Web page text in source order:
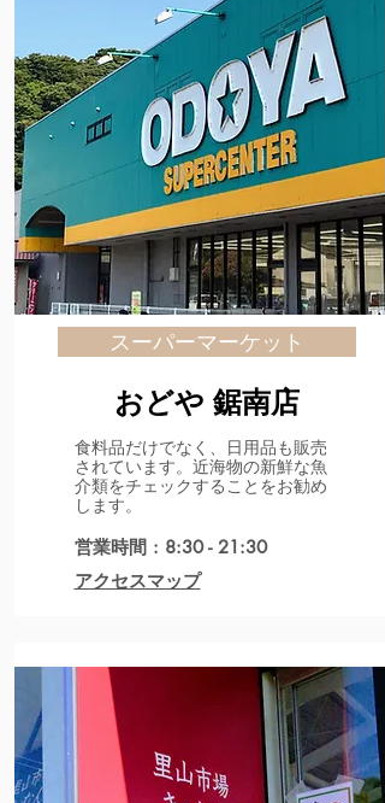
スーパーマーケット
おどや 鋸南店
食料品だけでなく、日用品も販売
されています。近海物の新鮮な魚
介類をチェックすることをお勧め
します。
営業時間 : 8:30 - 21:30
アクセスマップ